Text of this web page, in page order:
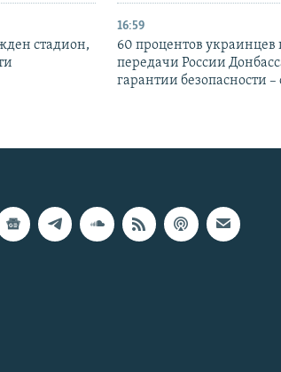
стадион,
16:59
60 процентов украинцев
передачи России
гарантии безопасности –